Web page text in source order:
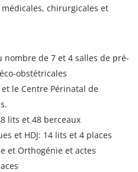
chirurgicales et
nombre de 7 et 4 salles de pré-
obstétricales
le Centre Périnatal de
lits et 48 berceaux
et HDJ: 14 lits et 4 places
et Orthogénie et actes